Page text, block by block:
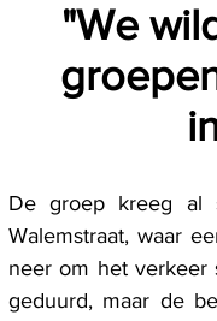
"We
De groep kreeg al
Walemstraat, waar
neer om het verkeer
geduurd, maar de